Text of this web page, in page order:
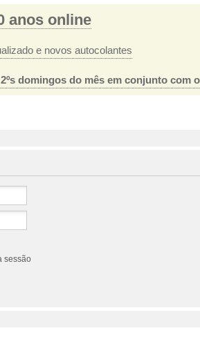
anos online
e novos autocolantes
domingos do mês em conjunto com
sessão